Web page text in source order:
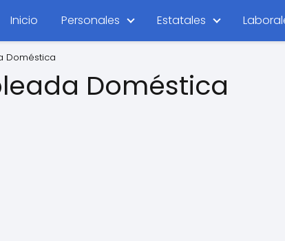
Inicio Personales Estatales
Doméstica
Doméstica